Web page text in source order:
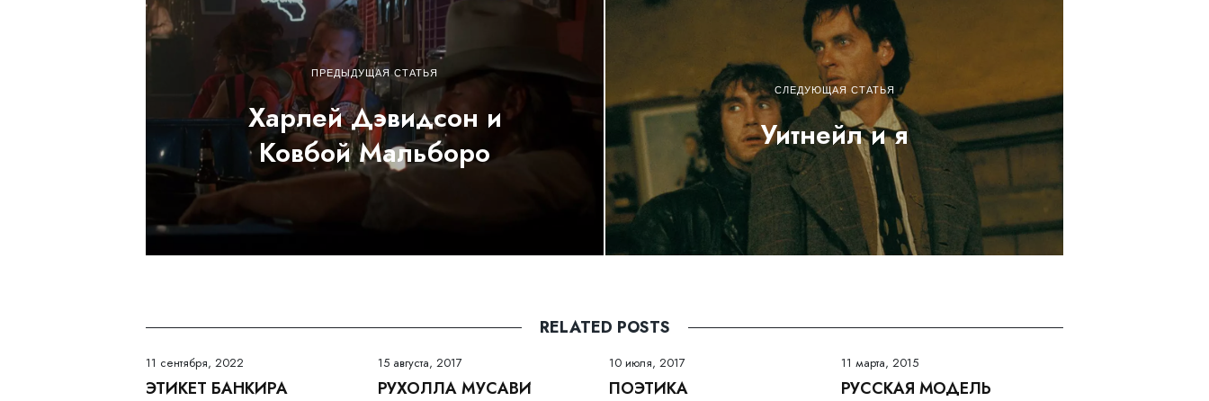
ПРЕДЫДУЩАЯ СТАТЬЯ
Харлей Дэвидсон и
Ковбой Мальборо
СЛЕДУЮЩАЯ СТАТЬЯ
Уитнейл и я
RELATED POSTS
11 сентября, 2022
ЭТИКЕТ БАНКИРА
15 августа, 2017
РУХОЛЛА МУСАВИ
10 июля, 2017
ПОЭТИКА
11 марта, 2015
РУССКАЯ МОДЕЛЬ